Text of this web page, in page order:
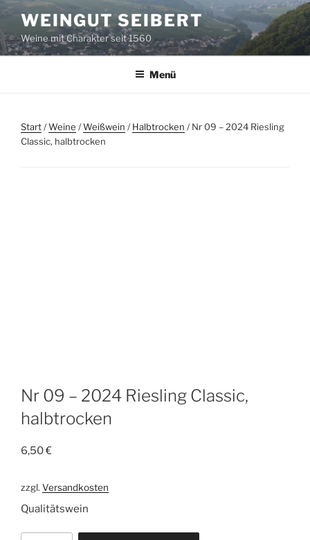
Zum
Inhalt
springen
WEINGUT SEIBERT
Weine mit Charakter seit 1560
Menü
Start/Weine /Weißwein /Halbtrocken / Nr 09 – 2024 Riesling
Classic, halbtrocken
Nr 09 – 2024 Riesling Classic,
halbtrocken
6,50€
zzgl. Versandkosten
Qualitätswein